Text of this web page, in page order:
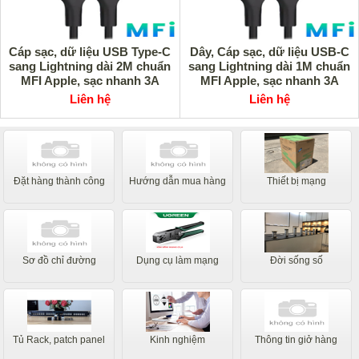
Cáp sạc, dữ liệu USB Type-C
sang Lightning dài 2M chuẩn
MFI Apple, sạc nhanh 3A
Ugreen 60752 (Đen)
Liên hệ
Dây, Cáp sạc, dữ liệu USB-C
sang Lightning dài 1M chuẩn
MFI Apple, sạc nhanh 3A
Ugreen 60751 (Đen)
Liên hệ
Đặt hàng thành công Hướng dẫn mua hàng Thiết bị mạng
Sơ đồ chỉ đường Dụng cụ làm mạng Đời sống số
Tủ Rack, patch panel Kinh nghiệm Thông tin giở hàng